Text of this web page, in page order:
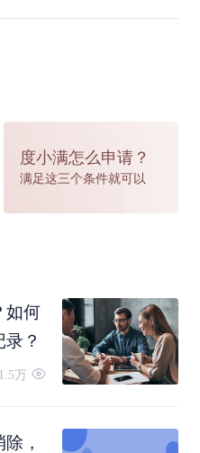
保存下来。因此，信用
两年以上，且保持期间
度小满怎么申请？
满足这三个条件就可以
如何
？
1.5万
，